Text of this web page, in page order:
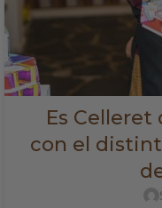
Es Celleret
con el